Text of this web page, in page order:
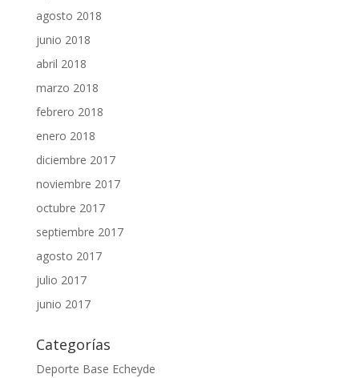
agosto 2018
junio 2018
abril 2018
marzo 2018
febrero 2018
enero 2018
diciembre 2017
noviembre 2017
octubre 2017
septiembre 2017
agosto 2017
julio 2017
junio 2017
Categorías
Deporte Base Echeyde